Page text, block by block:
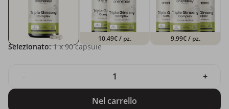
10.49€/ pz. 9.99€/ pz.
Selezionato: 1x 90 capsule
+
Nel carrello